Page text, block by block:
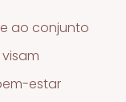
ao conjunto
estar